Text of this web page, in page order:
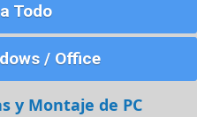
Todo
/ Office
y Montaje de PC